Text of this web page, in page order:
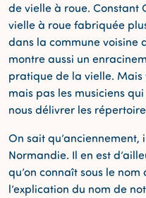
de vielle à roue. Constant
vielle à roue fabriquée
dans la commune voisine
montre aussi un
pratique de la vielle. Mais
mais pas les musiciens
nous délivrer les
On sait
Normandie. Il en est
qu’on connaît sous le
l’explication du nom de